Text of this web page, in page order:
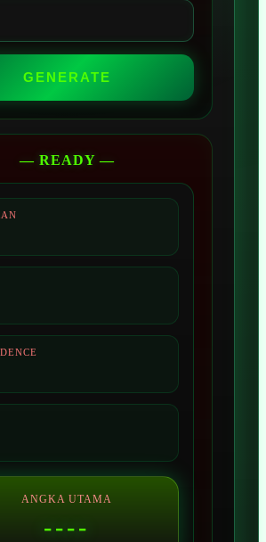
GENERATE
— READY —
ANGKA UTAMA
----